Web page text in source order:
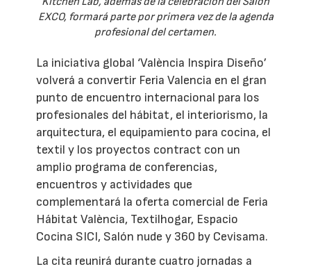
EXCO, formará parte por primera vez de la agenda
profesional del certamen.
La iniciativa global ‘València Inspira Diseño’
volverá a convertir Feria Valencia en el gran
punto de encuentro internacional para los
profesionales del hábitat, el interiorismo, la
arquitectura, el equipamiento para cocina, el
textil y los proyectos contract con un
amplio programa de conferencias,
encuentros y actividades que
complementará la oferta comercial de Feria
Hábitat València, Textilhogar, Espacio
Cocina SICI, Salón nude y 360 by Cevisama.
La cita reunirá durante cuatro jornadas a